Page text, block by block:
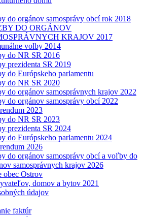
do orgánov samosprávy obcí rok 2018
DO ORGÁNOV
KRAJOV 2017
volby 2014
do NR SR 2016
prezidenta SR 2019
do Európskeho parlamentu
do NR SR 2020
do orgánov samosprávnych krajov 2022
do orgánov samosprávy obcí 2022
2023
do NR SR 2023
prezidenta SR 2024
do Európskeho parlamentu 2024
2026
do orgánov samosprávy obcí a voľby do
samosprávnych krajov 2026
obec Ostrov
domov a bytov 2021
údajov
faktúr